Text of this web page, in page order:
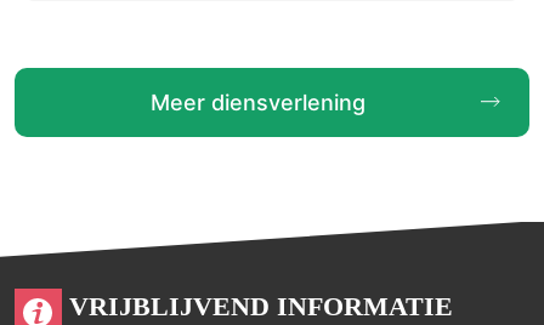
Meer diensverlening
VRIJBLIJVEND INFORMATIE